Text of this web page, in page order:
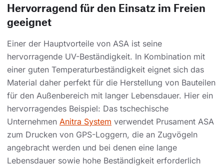
Hervorragend für den Einsatz im Freien
geeignet
Einer der Hauptvorteile von ASA ist seine
hervorragende UV-Beständigkeit. In Kombination mit
einer guten Temperaturbeständigkeit eignet sich das
Material daher perfekt für die Herstellung von Bauteilen
für den Außenbereich mit langer Lebensdauer. Hier ein
hervorragendes Beispiel: Das tschechische
Unternehmen Anitra System verwendet Prusament ASA
zum Drucken von GPS-Loggern, die an Zugvögeln
angebracht werden und bei denen eine lange
Lebensdauer sowie hohe Beständigkeit erforderlich